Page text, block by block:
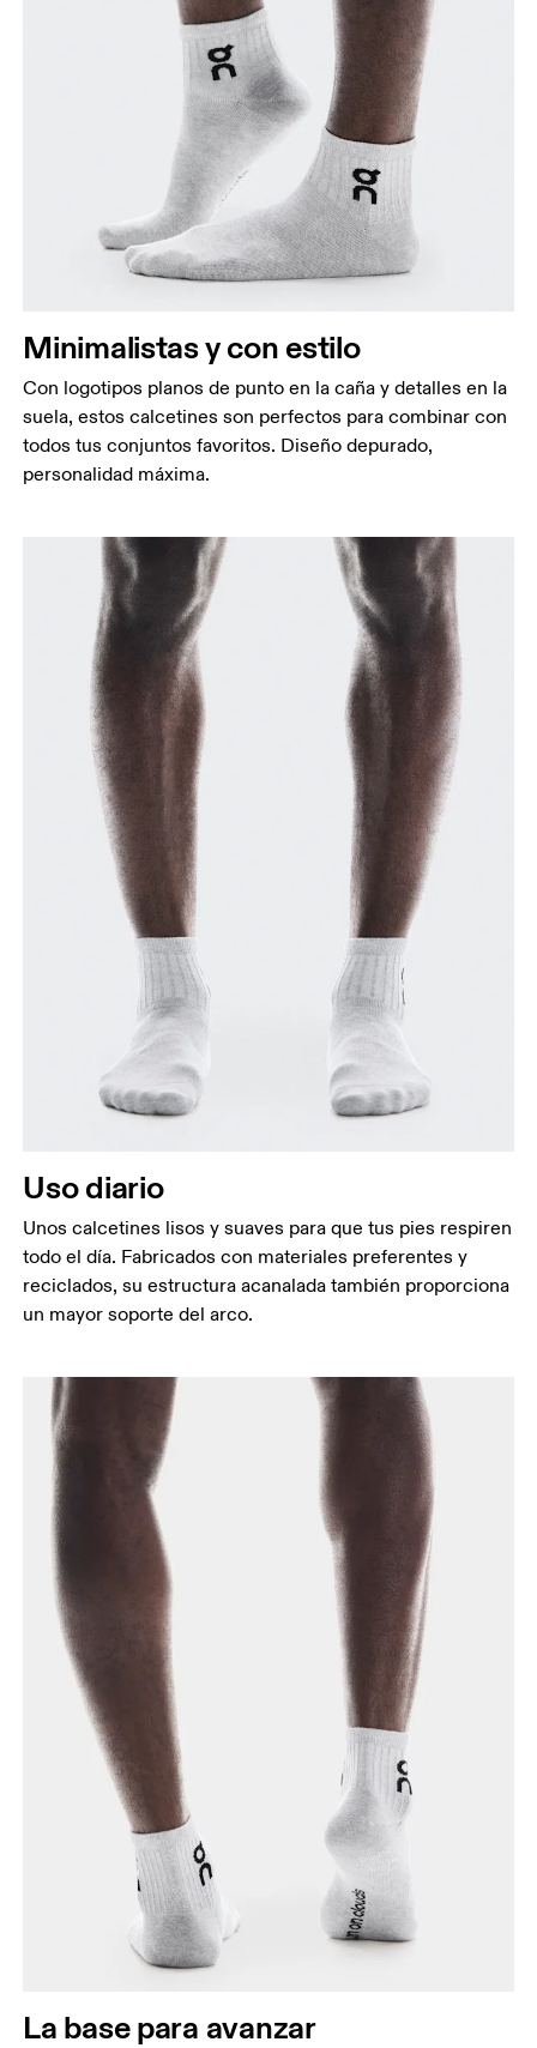
Minimalistas y con estilo
Con logotipos planos de punto en la caña y detalles en la
suela, estos calcetines son perfectos para combinar con
todos tus conjuntos favoritos. Diseño depurado,
personalidad máxima.
Uso diario
Unos calcetines lisos y suaves para que tus pies respiren
todo el día. Fabricados con materiales preferentes y
reciclados, su estructura acanalada también proporciona
un mayor soporte del arco.
La base para avanzar